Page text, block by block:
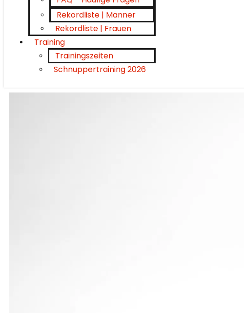
Rekordliste | Männer
Rekordliste | Frauen
Training
Trainingszeiten
Schnuppertraining 2026